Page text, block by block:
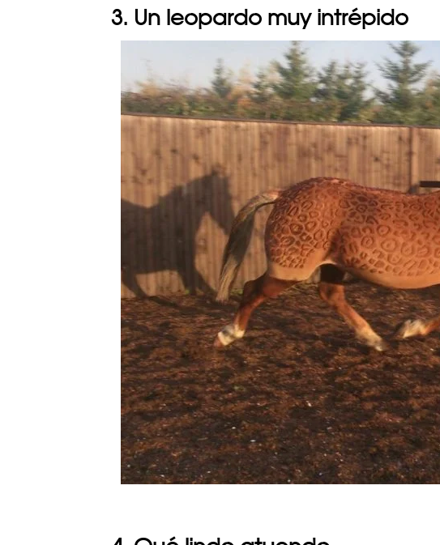
3. Un leopardo muy intrépido